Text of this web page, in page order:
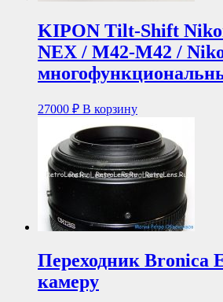
KIPON Tilt-Shift
NEX / M42-M42 /
27000 ₽ В корзину
Переходник Bronica
камеру